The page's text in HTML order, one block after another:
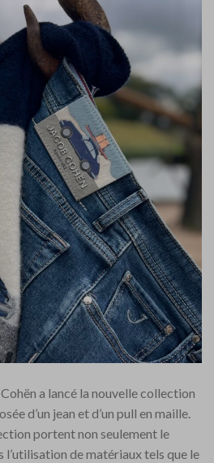
a lancé la nouvelle collection
d’un jean et d’un pull en maille.
portent non seulement le
l’utilisation de matériaux tels que le